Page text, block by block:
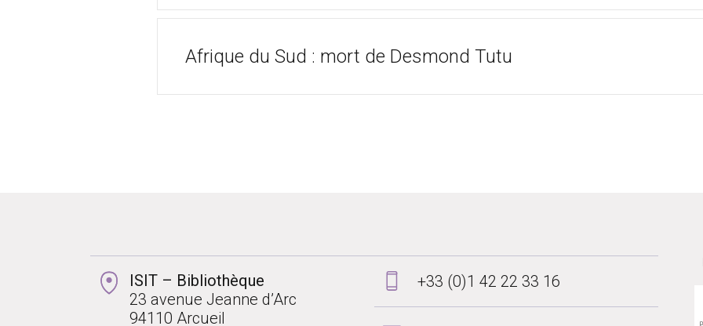
Afrique du Sud : mort de Desmond Tutu
ISIT – Bibliothèque
23 avenue Jeanne d’Arc
94110 Arcueil
+33 (0)1 42 22 33 16